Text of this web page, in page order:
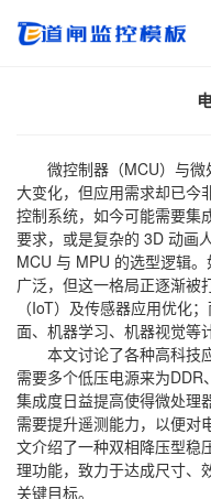
微控制器（MCU）与微
大变化，但应用需求却已今
控制系统，如今可能需要集
要求，或是复杂的 3D 动画
MCU 与 MPU 的选型逻辑
广泛，但这一格局正逐渐被
（IoT）及传感器应用优化
面、机器学习、机器视觉等
本文讨论了各种高科技
需要多个低压电源来为
集成度日益提高使得微处理
需要提升遥测能力，以便对
文介绍了一种双相降压型稳
理功能，致力于达成尺寸、
关键目标。